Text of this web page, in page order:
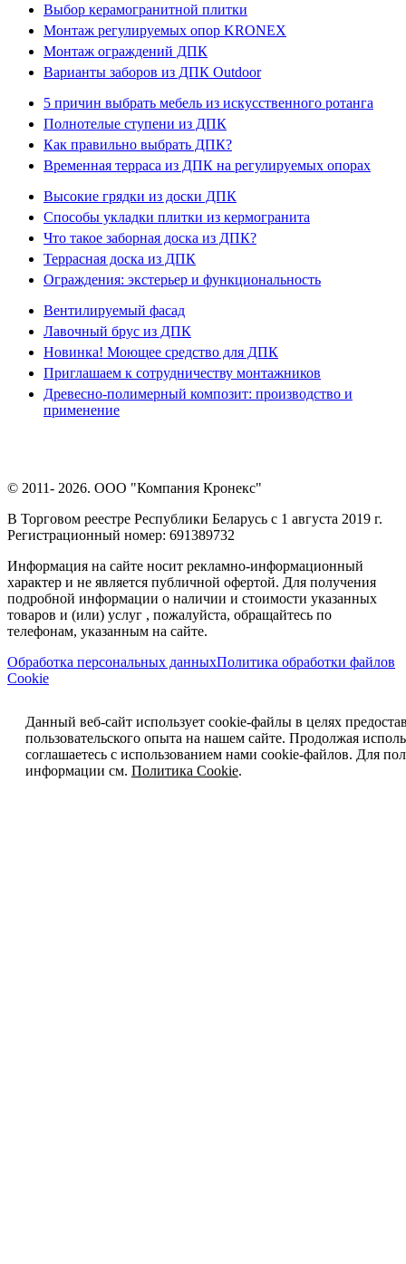
Выбор керамогранитной плитки
Монтаж регулируемых опор KRONEX
Монтаж ограждений ДПК
Варианты заборов из ДПК Outdoor
5 причин выбрать мебель из искусственного ротанга
Полнотелые ступени из ДПК
Как правильно выбрать ДПК?
Временная терраса из ДПК на регулируемых опорах
Высокие грядки из доски ДПК
Способы укладки плитки из кермогранита
Что такое заборная доска из ДПК?
Террасная доска из ДПК
Ограждения: экстерьер и функциональность
Вентилируемый фасад
Лавочный брус из ДПК
Новинка! Моющее средство для ДПК
Приглашаем к сотрудничеству монтажников
Древесно-полимерный композит: производство и
применение
© 2011- 2026. ООО "Компания Кронекс"
В Торговом реестре Республики Беларусь с 1 августа 2019 г.
Регистрационный номер: 691389732
Информация на сайте носит рекламно-информационный
характер и не является публичной офертой. Для получения
подробной информации о наличии и стоимости указанных
товаров и (или) услуг , пожалуйста, обращайтесь по
телефонам, указанным на сайте.
Обработка персональных данныхПолитика обработки файлов
Cookie
Данный веб-сайт использует cookie-файлы в целях
пользовательского опыта на нашем сайте. Продолжая
соглашаетесь с использованием нами cookie-файлов. Для
информации см. Политика Cookie.